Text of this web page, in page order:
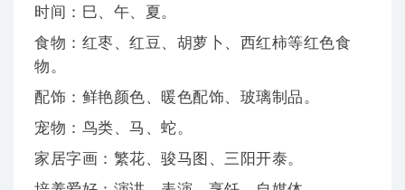
时间：巳、午、夏。
食物：红枣、红豆、胡萝卜、西红柿等红色食
物。
配饰：鲜艳颜色、暖色配饰、玻璃制品。
宠物：鸟类、马、蛇。
家居字画：繁花、骏马图、三阳开泰。